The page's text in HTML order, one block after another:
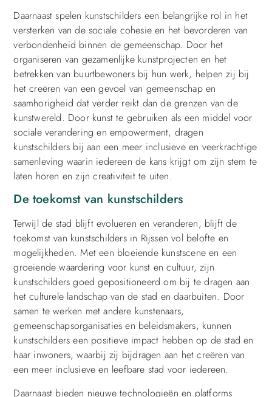
Daarnaast spelen kunstschilders een belangrijke rol in het
versterken van de sociale cohesie en het bevorderen van
verbondenheid binnen de gemeenschap. Door het
organiseren van gezamenlijke kunstprojecten en het
betrekken van buurtbewoners bij hun werk, helpen zij bij
het creëren van een gevoel van gemeenschap en
saamhorigheid dat verder reikt dan de grenzen van de
kunstwereld. Door kunst te gebruiken als een middel voor
sociale verandering en empowerment, dragen
kunstschilders bij aan een meer inclusieve en veerkrachtige
samenleving waarin iedereen de kans krijgt om zijn stem te
laten horen en zijn creativiteit te uiten.
De toekomst van kunstschilders
Terwijl de stad blijft evolueren en veranderen, blijft de
toekomst van kunstschilders in Rijssen vol belofte en
mogelijkheden. Met een bloeiende kunstscene en een
groeiende waardering voor kunst en cultuur, zijn
kunstschilders goed gepositioneerd om bij te dragen aan
het culturele landschap van de stad en daarbuiten. Door
samen te werken met andere kunstenaars,
gemeenschapsorganisaties en beleidsmakers, kunnen
kunstschilders een positieve impact hebben op de stad en
haar inwoners, waarbij zij bijdragen aan het creëren van
een meer inclusieve en leefbare stad voor iedereen.
Daarnaast bieden nieuwe technologieën en platforms